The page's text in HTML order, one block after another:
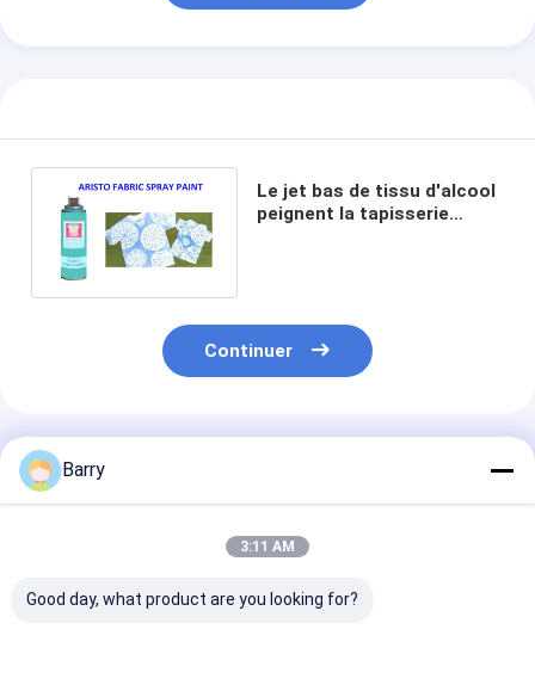
Le jet bas de tissu d'alcool
peignent la tapisserie
Continuer
Produits Recommandés
Barry
3:11 AM
Good day, what product are you looking for?